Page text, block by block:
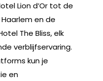
Lion d’Or tot de
en de
The Bliss, elk
verblijfservaring.
kun je
en